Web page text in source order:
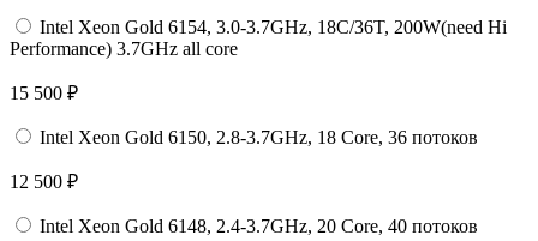
Intel Xeon Gold 6154, 3.0-3.7GHz, 18C/36T, 200W(need Hi
Performance) 3.7GHz all core
15 500 ₽
Intel Xeon Gold 6150, 2.8-3.7GHz, 18 Core, 36 потоков
12 500 ₽
Intel Xeon Gold 6148, 2.4-3.7GHz, 20 Core, 40 потоков